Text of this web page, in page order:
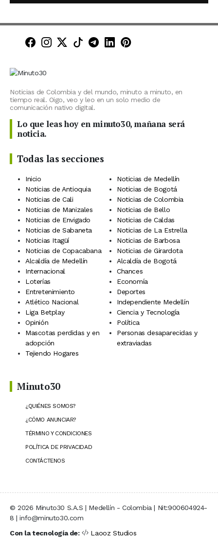
Minuto30 en Facebook
Minuto30 en Instagram
Minuto30 en X (Twitter)
Minuto30 en TikTok
Canal de Minuto30 en
Minuto30 en LinkedIn
Minuto30 en
Noticias de Colombia y del mundo, minuto a minuto, en
tiempo real. Oigo, veo y leo en un solo medio de
comunicación nativo digital.
Lo que leas hoy en minuto30, mañana será
noticia.
Todas las secciones
Inicio
Noticias de Medellín
Noticias de Antioquia
Noticias de Bogotá
Noticias de Cali
Noticias de Colombia
Noticias de Manizales
Noticias de Bello
Noticias de Envigado
Noticias de Caldas
Noticias de Sabaneta
Noticias de La Estrella
Noticias Itagüí
Noticias de Barbosa
Noticias de Copacabana
Noticias de Girardota
Alcaldía de Medellín
Alcaldía de Bogotá
Internacional
Chances
Loterías
Economía
Entretenimiento
Deportes
Atlético Nacional
Independiente Medellín
Liga Betplay
Ciencia y Tecnología
Opinión
Política
Mascotas perdidas y en
adopción
Personas desaparecidas y
extraviadas
Tejiendo Hogares
Minuto30
¿QUIÉNES SOMOS?
¿CÓMO ANUNCIAR?
TÉRMINO Y CONDICIONES
POLÍTICA DE PRIVACIDAD
CONTÁCTENOS
© 2026 Minuto30 S.A.S | Medellín - Colombia | Nit:900604924-
8 | info@minuto30.com
Con la tecnología de:
Laooz Studios